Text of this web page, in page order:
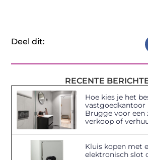
Deel dit:
RECENTE
Hoe kies je het
vastgoedkantoor
Brugge voor een
verkoop of
Kluis kopen met
elektronisch slot